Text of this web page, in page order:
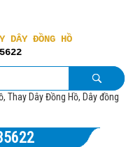
DÂY ĐỒNG HỒ
Thay Dây Đồng Hồ, Dây đồng